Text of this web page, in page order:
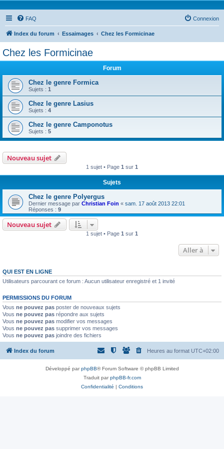
FAQ Connexion
Index du forum Essaimages Chez les Formicinae
Chez les Formicinae
Forum
Chez le genre Formica
Sujets : 1
Chez le genre Lasius
Sujets : 4
Chez le genre Camponotus
Sujets : 5
Nouveau sujet
1 sujet • Page 1 sur 1
Sujets
Chez le genre Polyergus
Dernier message par Christian Foin « sam. 17 août 2013 22:01
Réponses : 9
Nouveau sujet
1 sujet • Page 1 sur 1
Aller à
QUI EST EN LIGNE
Utilisateurs parcourant ce forum : Aucun utilisateur enregistré et 1 invité
PERMISSIONS DU FORUM
Vous ne pouvez pas poster de nouveaux sujets
Vous ne pouvez pas répondre aux sujets
Vous ne pouvez pas modifier vos messages
Vous ne pouvez pas supprimer vos messages
Vous ne pouvez pas joindre des fichiers
Index du forum Heures au format UTC+02:00
Développé parphpBB® Forum Software © phpBB Limited
Traduit parphpBB-fr.com
Confidentialité | Conditions